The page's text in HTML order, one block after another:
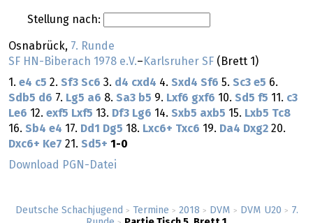
Deutsche Schachjugend > Termine > 2018 > DVM > DVM U20 >
7.
Stellung nach:
Osnabrück, 7. Runde
SF HN-Biberach 1978 e.V.– Karlsruher SF (Brett 1)
1. e4 c5 2. Sf3 Sc6 3. d4 cxd4 4. Sxd4 Sf6 5. Sc3 e5 6.
Sdb5 d6 7. Lg5 a6 8. Sa3 b5 9. Lxf6 gxf6 10. Sd5 f5 11. c3
Le6 12. exf5 Lxf5 13. Df3 Lg6 14. Sxb5 axb5 15. Lxb5 Tc8
16. Sb4 e4 17. Dd1 Dg5 18. Lxc6+ Txc6 19. Da4 Dxg2 20.
Dxc6+ Ke7 21. Sd5+ 1-0
Download PGN-Datei